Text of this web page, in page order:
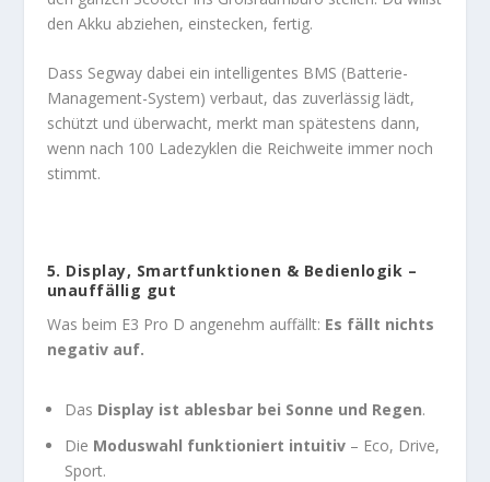
den Akku abziehen, einstecken, fertig.
Dass Segway dabei ein intelligentes BMS (Batterie-
Management-System) verbaut, das zuverlässig lädt,
schützt und überwacht, merkt man spätestens dann,
wenn nach 100 Ladezyklen die Reichweite immer noch
stimmt.
5. Display, Smartfunktionen & Bedienlogik –
unauffällig gut
Was beim E3 Pro D angenehm auffällt: Es fällt nichts
negativ auf.
Das Display ist ablesbar bei Sonne und Regen.
Die Moduswahl funktioniert intuitiv– Eco, Drive,
Sport.